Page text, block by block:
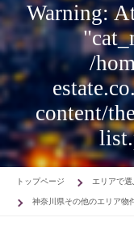
Warning:
/
content/
トップページ エリアで
神奈川県その他のエリア物